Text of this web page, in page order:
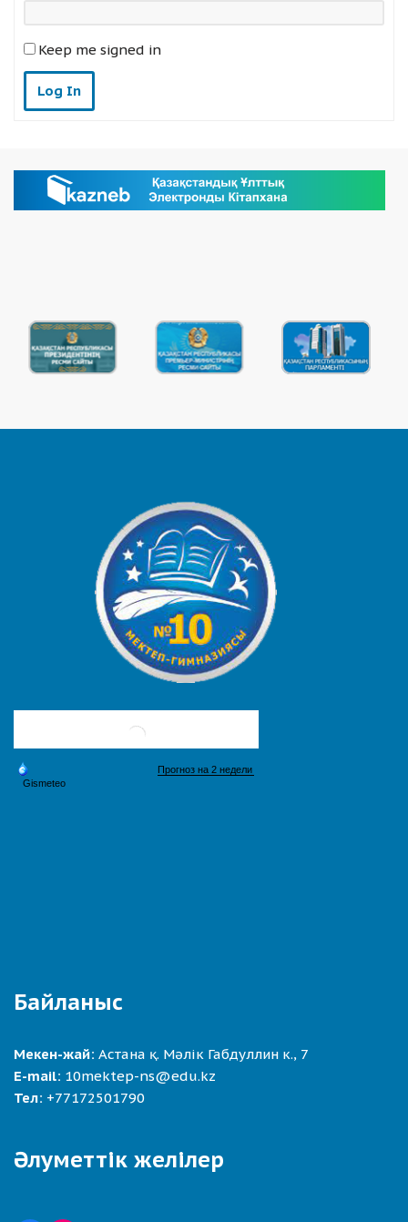
Keep me signed in
Log In
Байланыс
Мекен-жай: Астана қ. Мәлік Габдуллин к., 7
E-mail: 10mektep-ns@edu.kz
Тел: +77172501790
Әлуметтік желілер